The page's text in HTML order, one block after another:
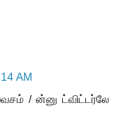
AM
/ ன்னு ட்விட்டர்லே